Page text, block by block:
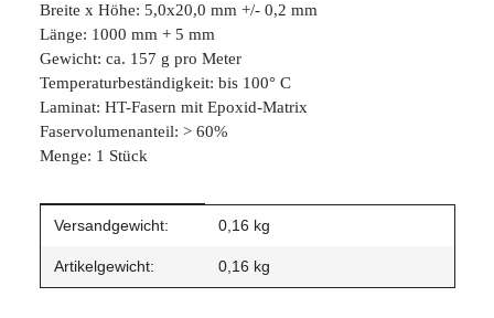
Breite x Höhe: 5,0x20,0 mm +/- 0,2 mm
Länge: 1000 mm + 5 mm
Gewicht: ca. 157 g pro Meter
Temperaturbeständigkeit: bis 100° C
Laminat: HT-Fasern mit Epoxid-Matrix
Faservolumenanteil: > 60%
Menge: 1 Stück
Produkteigenschaft
Wert
Versandgewicht: 0,16 kg
Artikelgewicht: 0,16 kg